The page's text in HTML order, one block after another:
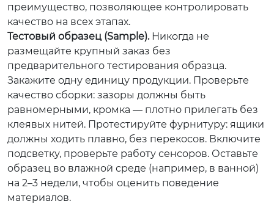
преимущество, позволяющее контролировать
качество на всех этапах.
Тестовый образец (Sample).Никогда не
размещайте крупный заказ без
предварительного тестирования образца.
Закажите одну единицу продукции. Проверьте
качество сборки: зазоры должны быть
равномерными, кромка — плотно прилегать без
клеявых нитей. Протестируйте фурнитуру: ящики
должны ходить плавно, без перекосов. Включите
подсветку, проверьте работу сенсоров. Оставьте
образец во влажной среде (например, в ванной)
на 2–3 недели, чтобы оценить поведение
материалов.